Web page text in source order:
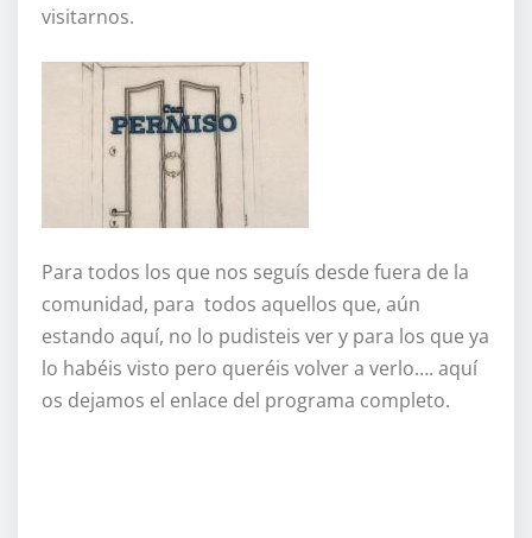
visitarnos.
Para todos los que nos seguís desde fuera de la
comunidad, para todos aquellos que, aún
estando aquí, no lo pudisteis ver y para los que ya
lo habéis visto pero queréis volver a verlo…. aquí
os dejamos el enlace del programa completo.